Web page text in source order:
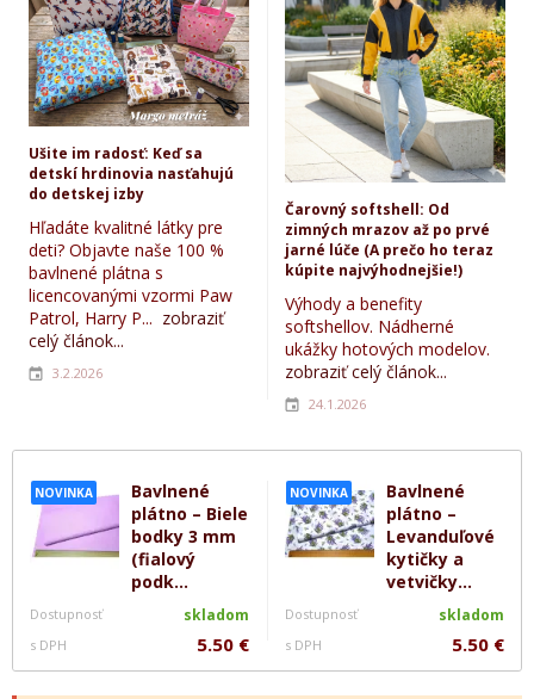
NOVINKA
Bavlnené
plátno – Biele
bodky 3 mm
(fialový
podk...
Dostupnosť skladom
s DPH 5.50 €
NOVINKA
Bavlnené
plátno –
Levanduľové
kytičky a
vetvičky...
Dostupnosť skladom
s DPH 5.50 €
Ušite im radosť: Keď sa
detskí hrdinovia nasťahujú
do detskej izby
Hľadáte kvalitné látky pre
deti? Objavte naše 100 %
bavlnené plátna s
licencovanými vzormi Paw
Patrol, Harry P... zobraziť
celý článok...
3.2.2026
Čarovný softshell: Od
zimných mrazov až po prvé
jarné lúče (A prečo ho teraz
kúpite najvýhodnejšie!)
Výhody a benefity
softshellov. Nádherné
ukážky hotových modelov.
zobraziť celý článok...
24.1.2026